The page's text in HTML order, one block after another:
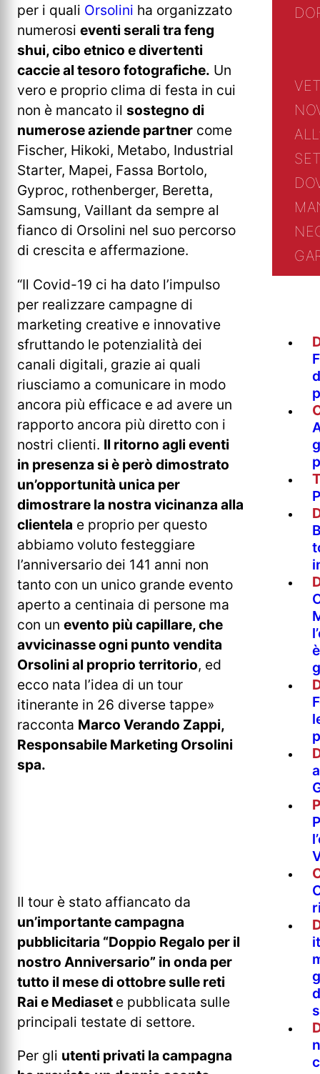
per i quali Orsolini ha organizzato
numerosi eventi serali tra feng
shui, cibo etnico e divertenti
caccie al tesoro fotografiche. Un
vero e proprio clima di festa in cui
non è mancato il sostegno di
numerose aziende partner come
Fischer, Hikoki, Metabo, Industrial
Starter, Mapei, Fassa Bortolo,
Gyproc, rothenberger, Beretta,
Samsung, Vaillant da sempre al
fianco di Orsolini nel suo percorso
di crescita e affermazione.
“Il Covid-19 ci ha dato l’impulso
per realizzare campagne di
marketing creative e innovative
sfruttando le potenzialità dei
canali digitali, grazie ai quali
riusciamo a comunicare in modo
ancora più efficace e ad avere un
rapporto ancora più diretto con i
nostri clienti. Il ritorno agli eventi
in presenza si è però dimostrato
un’opportunità unica per
dimostrare la nostra vicinanza alla
clientela e proprio per questo
abbiamo voluto festeggiare
l’anniversario dei 141 anni non
tanto con un unico grande evento
aperto a centinaia di persone ma
con un evento più capillare, che
avvicinasse ogni punto vendita
Orsolini al proprio territorio, ed
ecco nata l’idea di un tour
itinerante in 26 diverse tappe»
racconta Marco Verando Zappi,
Responsabile Marketing Orsolini
spa.
Il tour è stato affiancato da
un’importante campagna
pubblicitaria “Doppio Regalo per il
nostro Anniversario” in onda per
tutto il mese di ottobre sulle reti
Rai e Mediaset e pubblicata sulle
principali testate di settore.
Per gli utenti privati la campagna